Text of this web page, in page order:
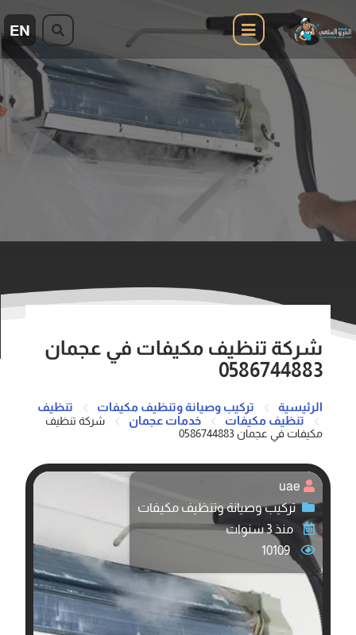
شركة تنظيف مكيفات في عجمان
0586744883
الرئيسية تركيب وصيانة وتنظيف مكيفات
تنظيف
تنظيف مكيفات
خدمات عجمان
شركة تنظيف
مكيفات في عجمان 0586744883
uae
تركيب وصيانة وتنظيف مكيفات
منذ 3 سنوات
10109